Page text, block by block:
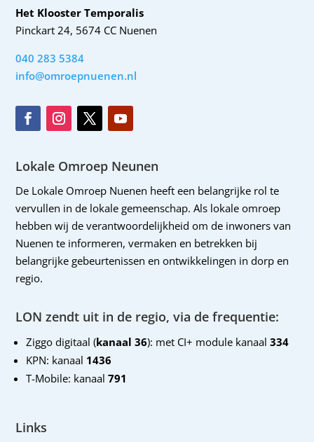
Het Klooster Temporalis
Pinckart 24, 5674 CC Nuenen
040 283 5384
info@omroepnuenen.nl
Lokale Omroep Neunen
De Lokale Omroep Nuenen heeft een belangrijke rol te
vervullen in de lokale gemeenschap. Als lokale omroep
hebben wij de verantwoordelijkheid om de inwoners van
Nuenen te informeren, vermaken en betrekken bij
belangrijke gebeurtenissen en ontwikkelingen in dorp en
regio.
LON zendt uit in de regio, via de frequentie:
Ziggo digitaal (kanaal 36): met CI+ module kanaal 334
KPN: kanaal 1436
T-Mobile: kanaal791
Links